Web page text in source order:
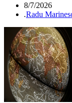
8/7/2026
.Radu